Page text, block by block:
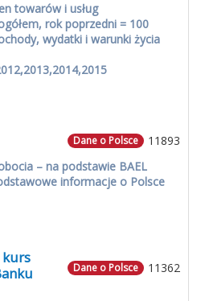
towarów i usług
rok poprzedni = 100
wydatki i warunki życia
11893
Dane o Polsce
– na podstawie BAEL
informacje o Polsce
11362
Dane o Polsce
kurs